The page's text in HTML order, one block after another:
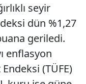
seyir
dün %1,27
geriledi.
enflasyon
(TÜFE)